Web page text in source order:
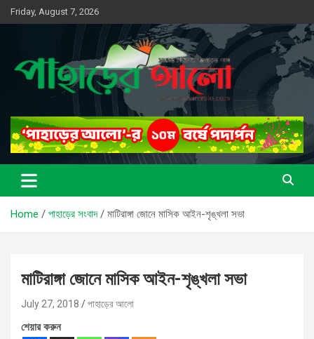
Skip
to
Friday, August 7, 2026
পাহাড়ের আলো
সত্যের সন্ধানে, পাহাড়ের পথে
Home পাহাড়ের সংবাদ মাটিরাঙ্গা জোনে মাসিক আইন-শৃঙ্খলা সভা
মাটিরাঙ্গা জোনে মাসিক আইন-শৃঙ্খলা সভা
July 27, 2018 পাহাড়ের আলো
শেয়ার করুন